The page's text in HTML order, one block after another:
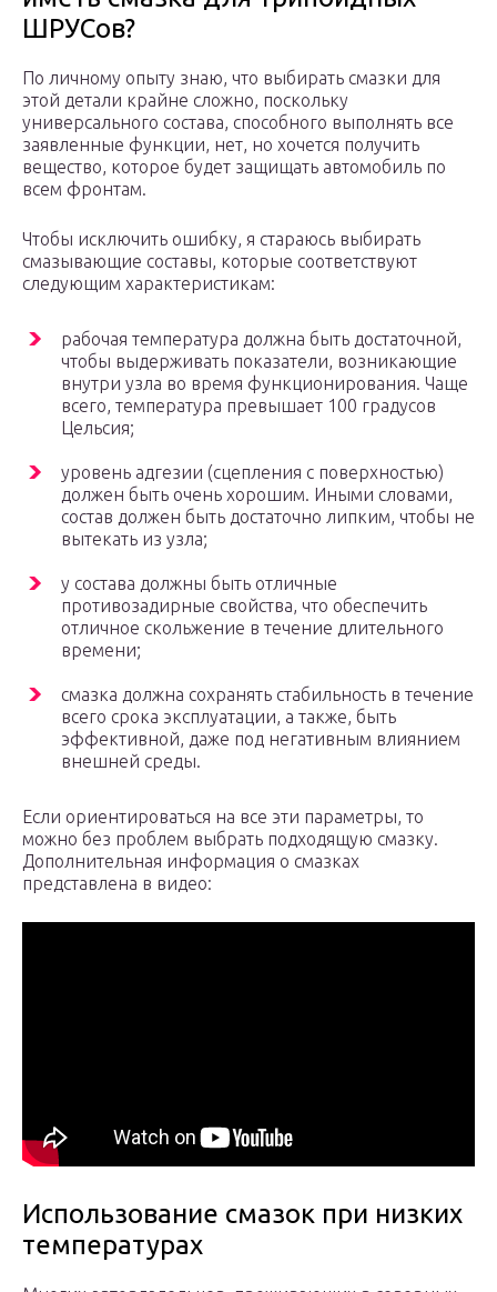
ШРУСов?
По личному опыту знаю, что выбирать смазки для
этой детали крайне сложно, поскольку
универсального состава, способного выполнять все
заявленные функции, нет, но хочется получить
вещество, которое будет защищать автомобиль по
всем фронтам.
Чтобы исключить ошибку, я стараюсь выбирать
смазывающие составы, которые соответствуют
следующим характеристикам:
рабочая температура должна быть достаточной,
чтобы выдерживать показатели, возникающие
внутри узла во время функционирования. Чаще
всего, температура превышает 100 градусов
Цельсия;
уровень адгезии (сцепления с поверхностью)
должен быть очень хорошим. Иными словами,
состав должен быть достаточно липким, чтобы не
вытекать из узла;
у состава должны быть отличные
противозадирные свойства, что обеспечить
отличное скольжение в течение длительного
времени;
смазка должна сохранять стабильность в течение
всего срока эксплуатации, а также, быть
эффективной, даже под негативным влиянием
внешней среды.
Если ориентироваться на все эти параметры, то
можно без проблем выбрать подходящую смазку.
Дополнительная информация о смазках
представлена в видео:
Использование смазок при низких
температурах